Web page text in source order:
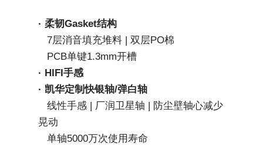
· 柔韧Gasket结构
   7层消音填充堆料 | 双层PO棉
   PCB单键1.3mm开槽
· HIFI手感
· 凯华定制快银轴/弹白轴
   线性手感 | 厂润卫星轴 | 防尘壁轴心减少
晃动
   单轴5000万次使用寿命